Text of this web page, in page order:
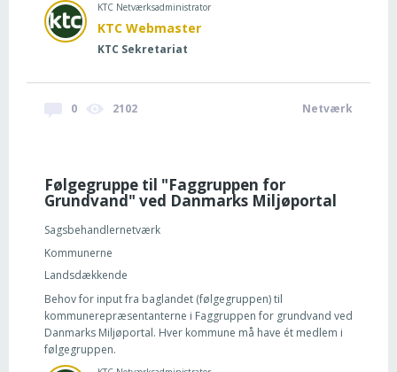
KTC Netværksadministrator
KTC Webmaster
KTC Sekretariat
0 2102 Netværk
Følgegruppe til "Faggruppen for
Grundvand" ved Danmarks Miljøportal
Sagsbehandlernetværk
Kommunerne
Landsdækkende
Behov for input fra baglandet (følgegruppen) til
kommunerepræsentanterne i Faggruppen for grundvand ved
Danmarks Miljøportal. Hver kommune må have ét medlem i
følgegruppen.